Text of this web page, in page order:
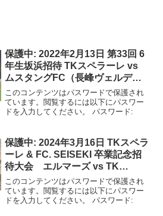
保護中: 2022年2月13日 第33回 6
年生坂浜招待 TKスペラーレ vs
ムスタングFC（長峰ヴェルディ
フィールド）
このコンテンツはパスワードで保護され
ています。閲覧するには以下にパスワー
ドを入力してください。 パスワード:
保護中: 2024年3月16日 TKスペラ
ーレ & FC. SEISEKI 卒業記念招
待大会 エルマーズ vs TK
SPERARE
このコンテンツはパスワードで保護され
ています。閲覧するには以下にパスワー
ドを入力してください。 パスワード: